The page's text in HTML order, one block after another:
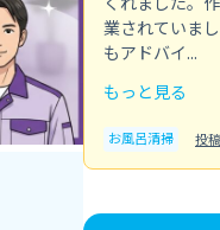
業されていま
もアドバイ...
もっと見る
お風呂清掃 投